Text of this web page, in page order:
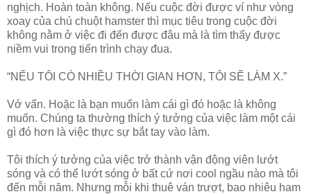
nghịch. Hoàn toàn không. Nếu cuộc đời được ví như vòng
xoay của chú chuột hamster thì mục tiêu trong cuộc đời
không nằm ở việc đi đến được đâu mà là tìm thấy được
niềm vui trong tiến trình chạy đua.
“NẾU TÔI CÓ NHIỀU THỜI GIAN HƠN, TÔI SẼ LÀM X.”
Vớ vẩn. Hoặc là bạn muốn làm cái gì đó hoặc là không
muốn. Chúng ta thường thích ý tưởng của việc làm một cái
gì đó hơn là việc thực sự bắt tay vào làm.
Tôi thích ý tưởng của việc trở thành vận động viên lướt
sóng và có thể lướt sóng ở bất cứ nơi cool ngầu nào mà tôi
đến mỗi năm. Nhưng mỗi khi thuê ván trượt, bao nhiêu ham